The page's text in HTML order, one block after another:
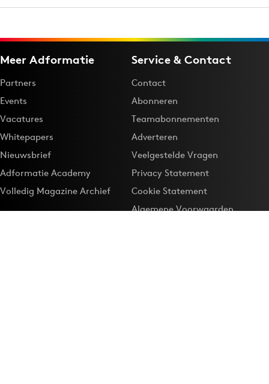
Meer Adformatie
Partners
Events
Vacatures
Whitepapers
Nieuwsbrief
Adformatie Academy
Volledig Magazine Archief
Service & Contact
Contact
Abonneren
Teamabonnementen
Adverteren
Veelgestelde Vragen
Privacy Statement
Cookie Statement
Algemene Voorwaarden